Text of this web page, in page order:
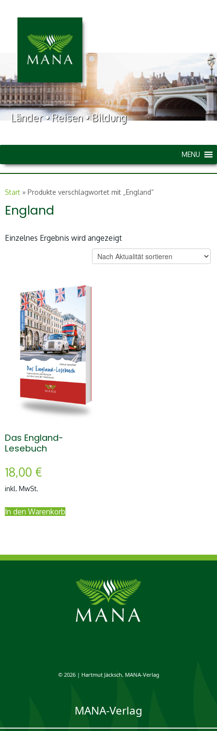
Länder • Reisen • Bildung
MENU
Start » Produkte verschlagwortet mit „England“
England
Einzelnes Ergebnis wird angezeigt
Das England-
Lesebuch
18,00 €
inkl. MwSt.
In den Warenkorb
© 2026 | Hartmut Jäcksch, MANA-Verlag
MANA-Verlag